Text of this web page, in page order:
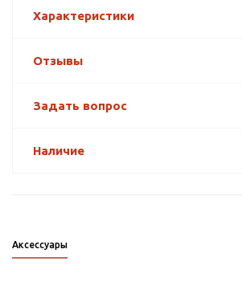
Характеристики
Отзывы
Задать вопрос
Наличие
Аксессуары